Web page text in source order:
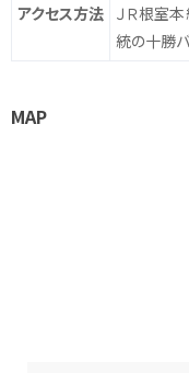
アクセス方法 ＪＲ根室
統の十勝バ
MAP